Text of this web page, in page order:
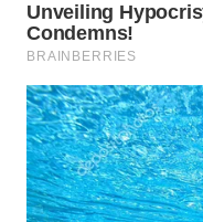
WN
TINGGI
WN
PAKPAK